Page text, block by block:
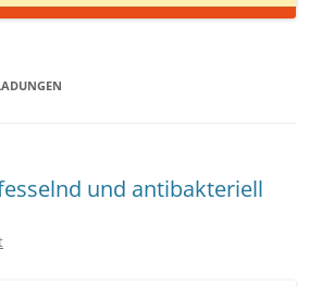
und antibakteriell